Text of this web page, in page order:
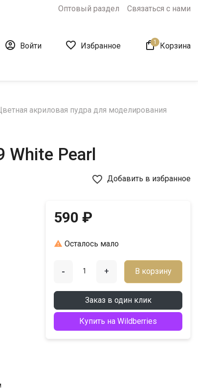
Оптовый раздел Связаться с нами
 Войти  Избранное  Корзина
1
акриловая пудра для моделирования
White Pearl
favorite_border Добавить в избранное
590 ₽
 Осталось мало
- + В корзину
Заказ в один клик
Купить на Wildberries